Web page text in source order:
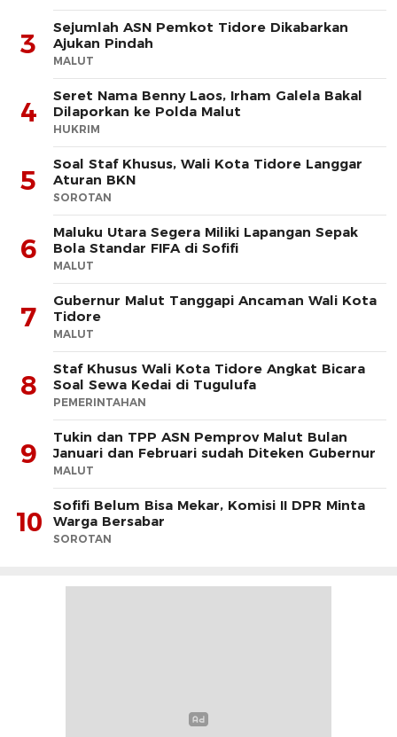
3
Sejumlah ASN Pemkot Tidore Dikabarkan
Ajukan Pindah
MALUT
4
Seret Nama Benny Laos, Irham Galela Bakal
Dilaporkan ke Polda Malut
HUKRIM
5
Soal Staf Khusus, Wali Kota Tidore Langgar
Aturan BKN
SOROTAN
6
Maluku Utara Segera Miliki Lapangan Sepak
Bola Standar FIFA di Sofifi
MALUT
7
Gubernur Malut Tanggapi Ancaman Wali Kota
Tidore
MALUT
8
Staf Khusus Wali Kota Tidore Angkat Bicara
Soal Sewa Kedai di Tugulufa
PEMERINTAHAN
9
Tukin dan TPP ASN Pemprov Malut Bulan
Januari dan Februari sudah Diteken Gubernur
MALUT
10
Sofifi Belum Bisa Mekar, Komisi II DPR Minta
Warga Bersabar
SOROTAN